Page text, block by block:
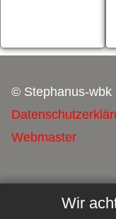
Wir
© Stephanus-wbk
Webmaster